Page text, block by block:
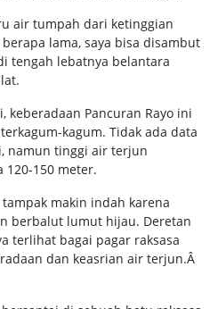
air tumpah dari ketinggian
lama, saya bisa disambut
tengah lebatnya belantara
keberadaan Pancuran Rayo ini
kagum. Tidak ada data
namun tinggi air terjun
150 meter.
makin indah karena
berbalut lumut hijau. Deretan
terlihat bagai pagar raksasa
dan keasrian air terjun.Â